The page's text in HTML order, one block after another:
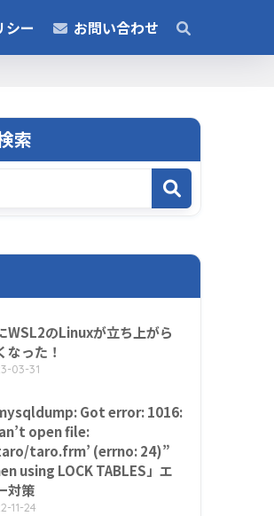
シー お問い合わせ
索
WSL2のLinuxが立ち上がら
なった！
03-31
mysqldump: Got error: 1016:
open file:
taro.frm’ (errno: 24)”
using LOCK TABLES」エ
対策
11-24